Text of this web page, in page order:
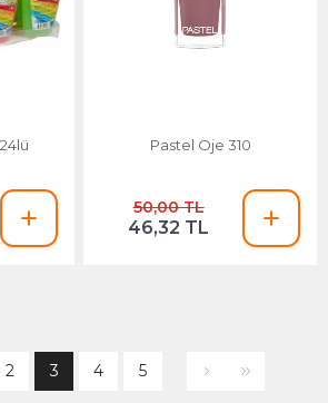
Pastel Oje 310
50,00 TL
46,32 TL
2 3 4 5